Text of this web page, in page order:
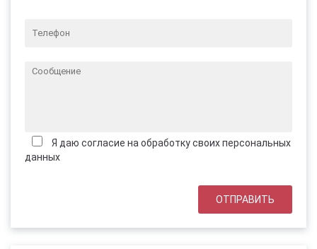
Я даю согласие на обработку своих персональных
данных